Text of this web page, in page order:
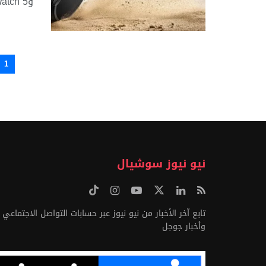
1
نيو نيوز سوشيال
تابع آخر الأخبار من نيو نيوز عبر حسابات التواصل الاجتماعي
وأخبار جوجل